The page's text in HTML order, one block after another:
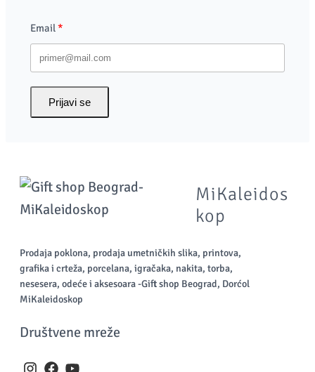
Email
Prijavi se
MiKaleidos
kop
Prodaja poklona, prodaja umetničkih slika, printova,
grafika i crteža, porcelana, igračaka, nakita, torba,
nesesera, odeće i aksesoara -Gift shop Beograd, Dorćol
MiKaleidoskop
Društvene mreže